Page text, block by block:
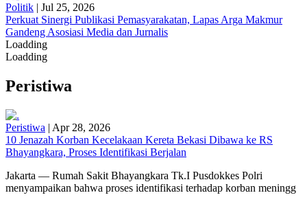
Politik | Jul 25, 2026
Perkuat Sinergi Publikasi Pemasyarakatan, Lapas Arga Makmur
Gandeng Asosiasi Media dan Jurnalis
Loadding
Loadding
Peristiwa
Peristiwa | Apr 28, 2026
10 Jenazah Korban Kecelakaan Kereta Bekasi Dibawa ke RS
Bhayangkara, Proses Identifikasi Berjalan
Jakarta — Rumah Sakit Bhayangkara Tk.I Pusdokkes Polri
menyampaikan bahwa proses identifikasi terhadap korban meningg